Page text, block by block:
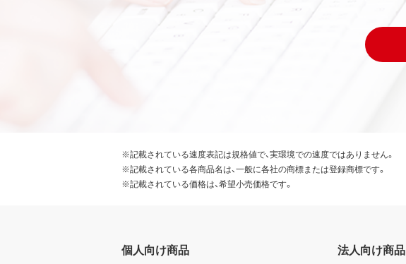
※記載されている速度表記は規格値で、実環境での速度ではありません。
※記載されている各商品名は、一般に各社の商標または登録商標です。
※記載されている価格は、希望小売価格です。
個人向け商品 法人向け商品